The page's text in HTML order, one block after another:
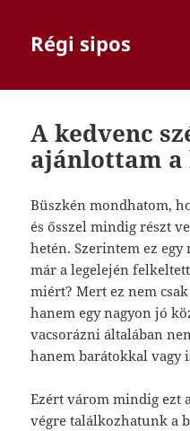
Régi sipos
A kedvenc
ajánlottam
Büszkén mondhatom,
és ősszel mindig részt
hetén. Szerintem ez
már a legelején
miért? Mert ez nem
hanem egy nagyon jó
vacsorázni általában
hanem barátokkal vagy
Ezért várom mindig ezt
végre találkozhatunk a